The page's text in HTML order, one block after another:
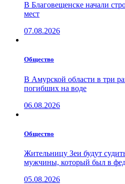
В Благовещенске начали
мест
07.08.2026
Общество
В Амурской области в три
погибших на воде
06.08.2026
Общество
Жительницу Зеи будут
мужчины, который был в
05.08.2026